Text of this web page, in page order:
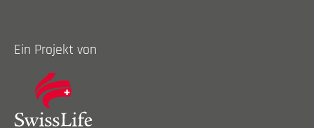
Ein Projekt von